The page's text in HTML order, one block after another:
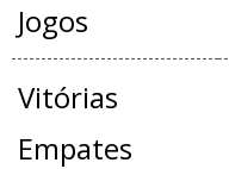
Jogos
Vitórias
Empates